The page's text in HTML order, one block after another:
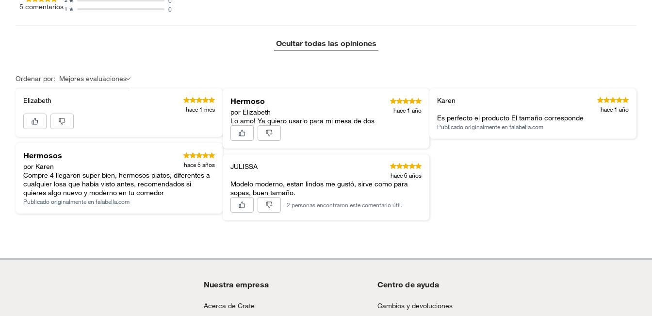
5 comentarios1 0
Ocultar todas las opiniones
Ordenar por: Mejores evaluaciones
Elizabeth
hace 1 mes
Hermosos
por Karen hace 5 años
Compre 4 llegaron super bien, hermosos platos, diferentes a
cualquier losa que había visto antes, recomendados si
quieres algo nuevo y moderno en tu comedor
Publicado originalmente en falabella.com
Hermoso
por Elizabeth hace 1 año
Lo amo! Ya quiero usarlo para mi mesa de dos
JULISSA
hace 6 años
Modelo moderno, estan lindos me gustó, sirve como para
sopas, buen tamaño.
2 personas encontraron este comentario útil.
Karen
hace 1 año
Es perfecto el producto El tamaño corresponde
Publicado originalmente enfalabella.com
Nuestra empresa
Acerca de Crate
Centro de ayuda
Cambios y devoluciones